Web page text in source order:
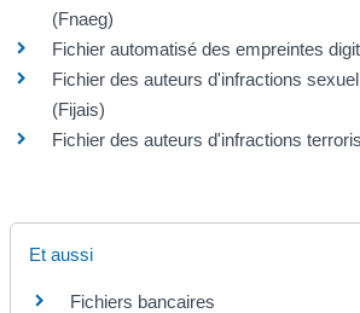
(Fnaeg)
Fichier automatisé des empreintes
Fichier des auteurs d'infractions
(Fijais)
Fichier des auteurs d'infractions
Et aussi
Fichiers bancaires